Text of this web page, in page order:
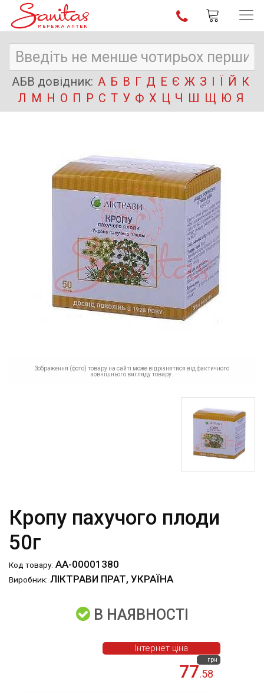
АБВ довідник: А Б В Г Д Е Є Ж З І Ї Й К
Л М Н О П Р С Т У Ф Х Ц Ч Ш Щ Ю Я
Зображення (фото) товару на сайті може відрізнятися від фактичного
зовнішнього вигляду товару.
Кропу пахучого плоди
50г
Код товару: АА-00001380
Виробник: ЛІКТРАВИ ПРАТ, УКРАЇНА
В НАЯВНОСТІ
77.58
грн
Інтернет ціна